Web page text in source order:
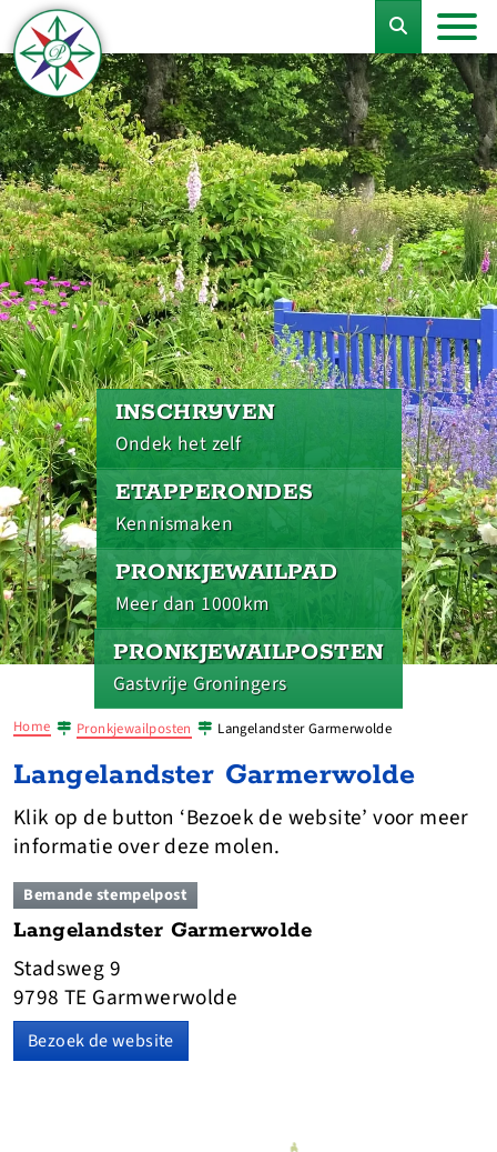
INSCHRIJVEN
Ondek het zelf
ETAPPERONDES
Kennismaken
PRONKJEWAILPAD
Meer dan 1000km
PRONKJEWAILPOSTEN
Gastvrije Groningers
Home Pronkjewailposten Langelandster Garmerwolde
Langelandster Garmerwolde
Klik op de button ‘Bezoek de website’ voor meer
informatie over deze molen.
Bemande stempelpost
Langelandster Garmerwolde
Stadsweg 9
9798 TE Garmwerwolde
Bezoek de website